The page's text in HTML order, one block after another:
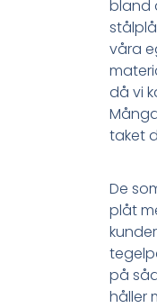
bland
våra
då vi
taket
De
plåt
på
håller